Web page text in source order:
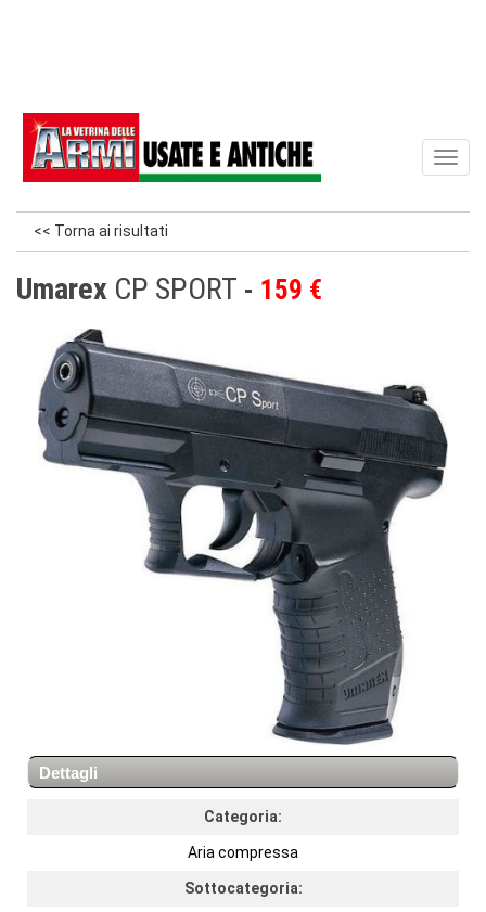
<< Torna ai risultati
Umarex CP SPORT 159 €
Dettagli
Categoria:
Aria compressa
Sottocategoria: